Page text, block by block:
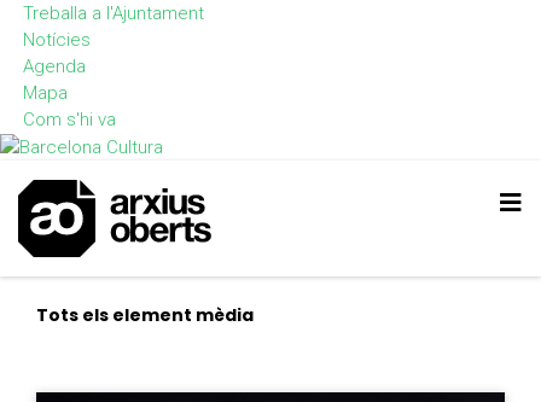
Treballa a l'Ajuntament
Notícies
Agenda
Mapa
Com s'hi va
Tots els element mèdia